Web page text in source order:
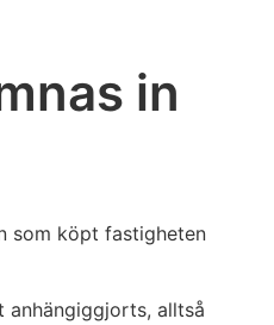
in
som köpt fastigheten
anhängiggjorts, alltså